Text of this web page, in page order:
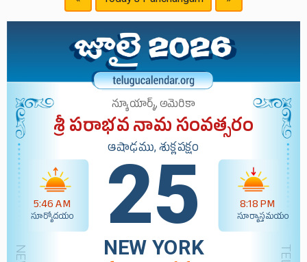
న్యూయార్క్, అమెరికా
శ్రీ పరాభవ నామ సంవత్సరం
ఆషాఢము, శుక్లపక్షం
5:46 AM
సూర్యోదయం
8:18 PM
సూర్యాస్తమయం
25
NEW YORK